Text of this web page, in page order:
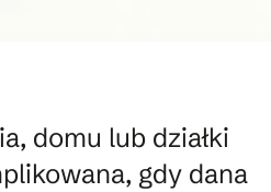
domu lub działki
gdy dana